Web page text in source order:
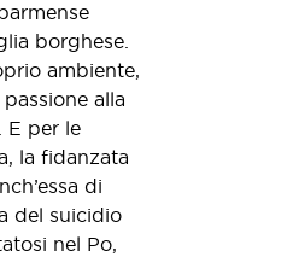
borghese.
ambiente,
alla
E per le
la fidanzata
di
del suicidio
nel Po,